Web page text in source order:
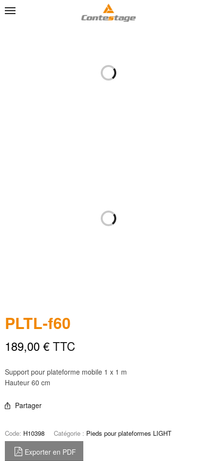
PLTL-f60
189,00 € TTC
Support pour plateforme mobile 1 x 1 m
Hauteur 60 cm
Partager
Code: H10398 Catégorie : Pieds pour plateformes LIGHT
Exporter en PDF